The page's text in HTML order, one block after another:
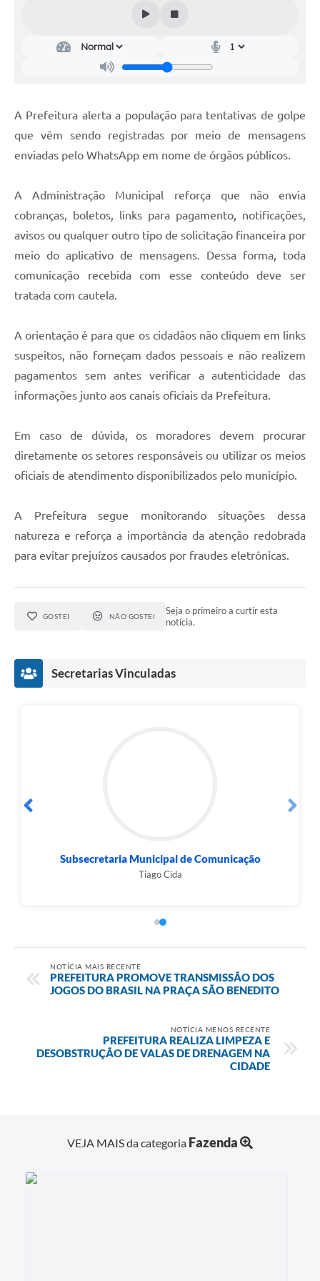
Cemitérios
Projetos
Contas Públicas
Editais
Jornal
Diário Oficial
Notícias
FAQ
A Prefeitura alerta a população para tentativas de golpe
que vêm sendo registradas por meio de mensagens
enviadas pelo WhatsApp em nome de órgãos públicos.
A Administração Municipal reforça que não envia
cobranças, boletos, links para pagamento, notificações,
avisos ou qualquer outro tipo de solicitação financeira por
meio do aplicativo de mensagens. Dessa forma, toda
comunicação recebida com esse conteúdo deve ser
tratada com cautela.
A orientação é para que os cidadãos não cliquem em links
suspeitos, não forneçam dados pessoais e não realizem
pagamentos sem antes verificar a autenticidade das
informações junto aos canais oficiais da Prefeitura.
Em caso de dúvida, os moradores devem procurar
diretamente os setores responsáveis ou utilizar os meios
oficiais de atendimento disponibilizados pelo município.
A Prefeitura segue monitorando situações dessa
natureza e reforça a importância da atenção redobrada
para evitar prejuízos causados por fraudes eletrônicas.
GOSTEI NÃO GOSTEI
Seja o primeiro a curtir esta
notícia.
Secretarias Vinculadas
Secretaria da Fazenda
Renata Maciel de Almeida Cipriano
NOTÍCIA MAIS RECENTE
PREFEITURA PROMOVE TRANSMISSÃO DOS
JOGOS DO BRASIL NA PRAÇA SÃO BENEDITO
NOTÍCIA MENOS RECENTE
PREFEITURA REALIZA LIMPEZA E
DESOBSTRUÇÃO DE VALAS DE DRENAGEM NA
CIDADE
VEJA MAIS da categoria Fazenda